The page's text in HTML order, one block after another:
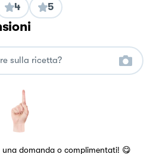
4 5
domanda o complimentati! 😋